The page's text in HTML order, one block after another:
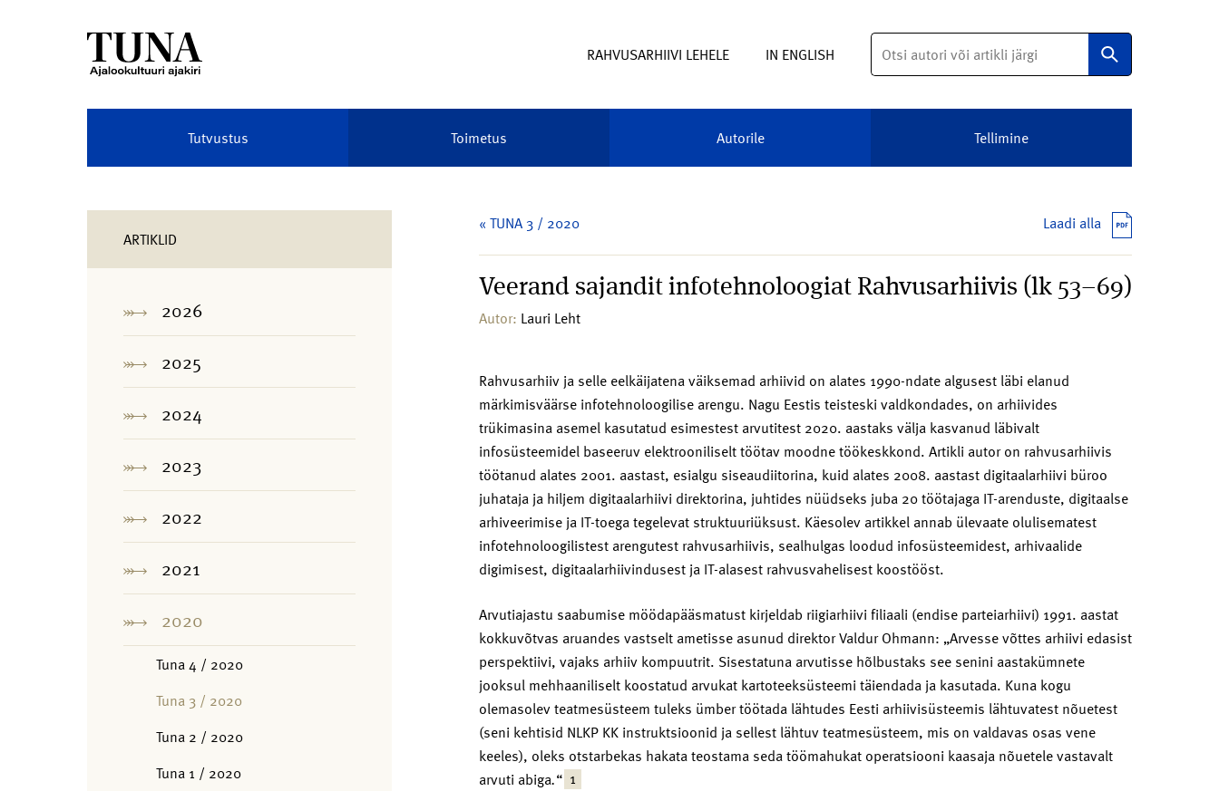
RAHVUSARHIIVI LEHELE IN ENGLISH
Otsi
Tutvustus Toimetus Autorile Tellimine
ARTIKLID
2026
2025
2024
2023
2022
2021
2020
Tuna 4 / 2020
Tuna 3 / 2020
Tuna 2 / 2020
Tuna 1 / 2020
« TUNA 3 / 2020 Laadi alla
Veerand sajandit infotehnoloogiat Rahvusarhiivis (lk 53–69)
Autor: Lauri Leht
Rahvusarhiiv ja selle eelkäijatena väiksemad arhiivid on alates 1990-ndate algusest läbi elanud
märkimisväärse infotehnoloogilise arengu. Nagu Eestis teisteski valdkondades, on arhiivides
trükimasina asemel kasutatud esimestest arvutitest 2020. aastaks välja kasvanud läbivalt
infosüsteemidel baseeruv elektrooniliselt töötav moodne töökeskkond. Artikli autor on rahvusarhiivis
töötanud alates 2001. aastast, esialgu siseaudiitorina, kuid alates 2008. aastast digitaalarhiivi büroo
juhataja ja hiljem digitaalarhiivi direktorina, juhtides nüüdseks juba 20 töötajaga IT-arenduste, digitaalse
arhiveerimise ja IT-toega tegelevat struktuuriüksust. Käesolev artikkel annab ülevaate olulisematest
infotehnoloogilistest arengutest rahvusarhiivis, sealhulgas loodud infosüsteemidest, arhivaalide
digimisest, digitaalarhiivindusest ja IT-alasest rahvusvahelisest koostööst.
Arvutiajastu saabumise möödapääsmatust kirjeldab riigiarhiivi filiaali (endise parteiarhiivi) 1991. aastat
kokkuvõtvas aruandes vastselt ametisse asunud direktor Valdur Ohmann: „Arvesse võttes arhiivi edasist
perspektiivi, vajaks arhiiv kompuutrit. Sisestatuna arvutisse hõlbustaks see senini aastakümnete
jooksul mehhaaniliselt koostatud arvukat kartoteeksüsteemi täiendada ja kasutada. Kuna kogu
olemasolev teatmesüsteem tuleks ümber töötada lähtudes Eesti arhiivisüsteemis lähtuvatest nõuetest
(seni kehtisid NLKP KK instruktsioonid ja sellest lähtuv teatmesüsteem, mis on valdavas osas vene
keeles), oleks otstarbekas hakata teostama seda töömahukat operatsiooni kaasaja nõuetele vastavalt
arvuti abiga.“ 1